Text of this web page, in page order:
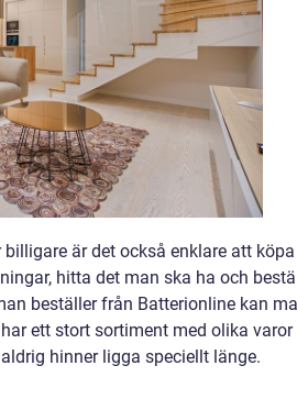
är det också enklare att
hitta det man ska ha och
beställer från Batterionline kan
ett stort sortiment med olika
hinner ligga speciellt länge.